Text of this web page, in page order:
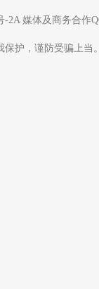
-2A 媒体及商务合作
护，谨防受骗上